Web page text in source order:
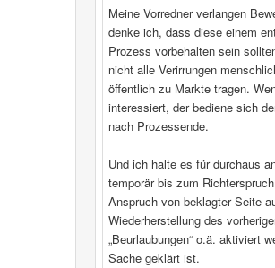
Meine Vorredner verlangen
denke ich, dass diese einem
Prozess vorbehalten sein
nicht alle Verirrungen
öffentlich zu Markte tragen.
interessiert, der bediene sich
nach Prozessende.
Und ich halte es für durchaus
temporär bis zum
Anspruch von beklagter Seite
Wiederherstellung des
„Beurlaubungen“ o.ä. aktiviert
Sache geklärt ist.